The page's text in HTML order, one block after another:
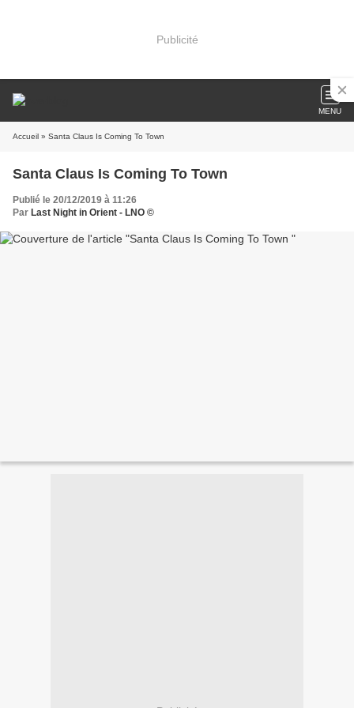
Publicité
MENU
Accueil » Santa Claus Is Coming To Town
Santa Claus Is Coming To Town
Publié le 20/12/2019 à 11:26
Par Last Night in Orient - LNO ©